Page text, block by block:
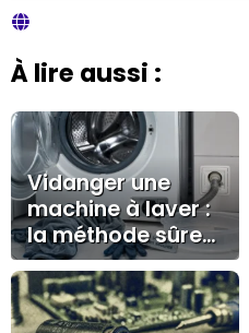
À lire aussi :
Vidanger une
machine à laver :
la méthode sûre
sans inondation
ni risque
électrique